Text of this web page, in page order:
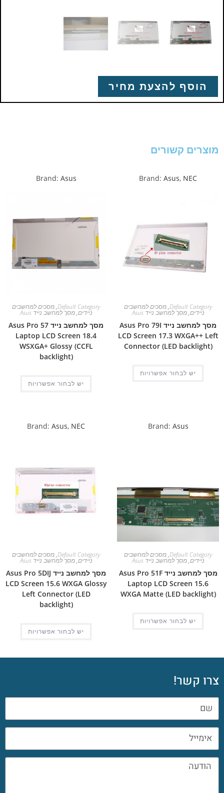
הוסף להצעת מחיר
מוצרים קשורים
Brand: Asus, NEC
Default Category
,מסכים למחשבים
ניידים,מסך למחשב נייד Asus
מסך למחשב נייד Asus Pro 79I
LCD Screen 17.3 WXGA++ Left
Connector (LED backlight)
יש לבחור אפשרויות
Brand: Asus
Default Category
,מסכים למחשבים
ניידים,מסך למחשב נייד Asus
מסך למחשב נייד Asus Pro 57
Laptop LCD Screen 18.4
WSXGA+ Glossy (CCFL
backlight)
יש לבחור אפשרויות
Brand: Asus
Default Category
,מסכים למחשבים
ניידים,מסך למחשב נייד Asus
מסך למחשב נייד Asus Pro 51F
Laptop LCD Screen 15.6
WXGA Matte (LED backlight)
יש לבחור אפשרויות
Brand: Asus, NEC
Default Category
,מסכים למחשבים
ניידים,מסך למחשב נייד Asus
מסך למחשב נייד Asus Pro 5DIJ
LCD Screen 15.6 WXGA Glossy
Left Connector (LED
backlight)
יש לבחור אפשרויות
צרו קשר!